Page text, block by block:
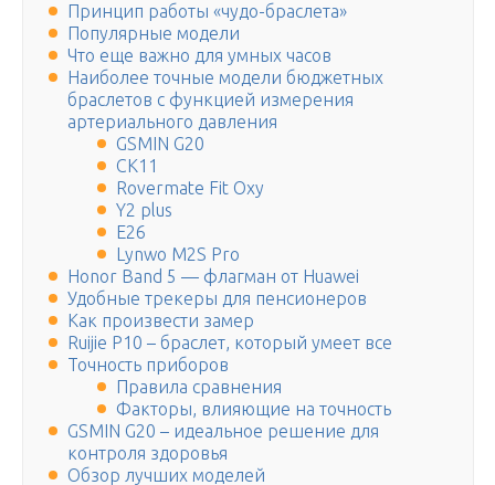
Принцип работы «чудо-браслета»
Популярные модели
Что еще важно для умных часов
Наиболее точные модели бюджетных
браслетов с функцией измерения
артериального давления
GSMIN G20
CK11
Rovermate Fit Oxy
Y2 plus
E26
Lynwo M2S Pro
Honor Band 5 — флагман от Huawei
Удобные трекеры для пенсионеров
Как произвести замер
Ruijie P10 – браслет, который умеет все
Точность приборов
Правила сравнения
Факторы, влияющие на точность
GSMIN G20 – идеальное решение для
контроля здоровья
Обзор лучших моделей